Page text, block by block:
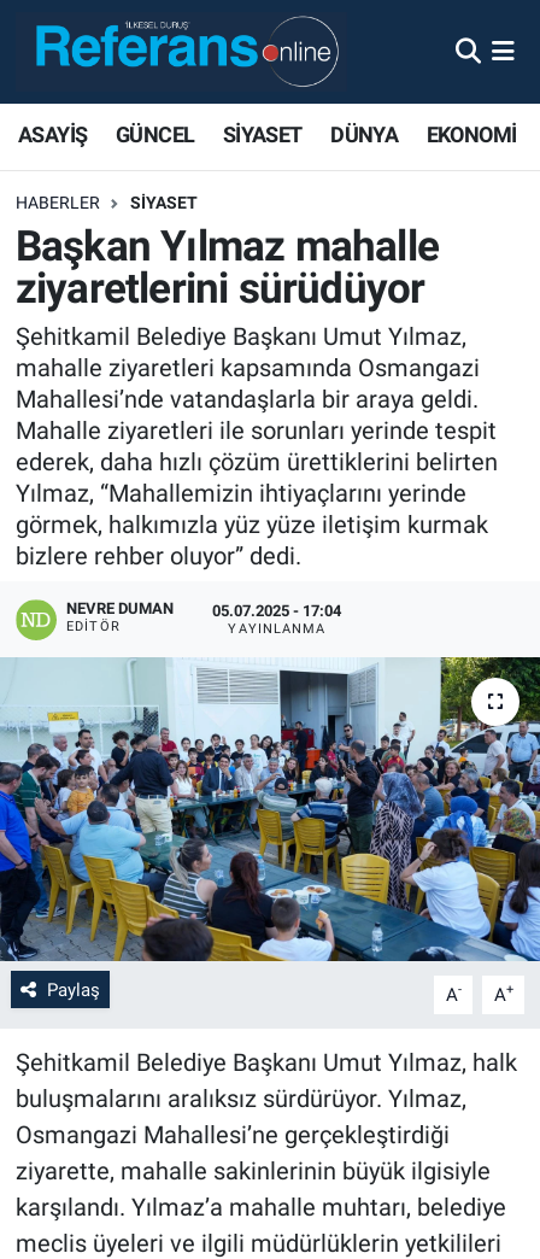
ASAYİŞ GÜNCEL SİYASET DÜNYA EKONOMİ
HABERLER SİYASET
Başkan Yılmaz mahalle
ziyaretlerini sürüdüyor
Şehitkamil Belediye Başkanı Umut Yılmaz,
mahalle ziyaretleri kapsamında Osmangazi
Mahallesi’nde vatandaşlarla bir araya geldi.
Mahalle ziyaretleri ile sorunları yerinde tespit
ederek, daha hızlı çözüm ürettiklerini belirten
Yılmaz, “Mahallemizin ihtiyaçlarını yerinde
görmek, halkımızla yüz yüze iletişim kurmak
bizlere rehber oluyor” dedi.
NEVRE DUMAN
EDITÖR
05.07.2025 - 17:04
YAYINLANMA
Paylaş A- A+
Şehitkamil Belediye Başkanı Umut Yılmaz, halk
buluşmalarını aralıksız sürdürüyor. Yılmaz,
Osmangazi Mahallesi’ne gerçekleştirdiği
ziyarette, mahalle sakinlerinin büyük ilgisiyle
karşılandı. Yılmaz’a mahalle muhtarı, belediye
meclis üyeleri ve ilgili müdürlüklerin yetkilileri